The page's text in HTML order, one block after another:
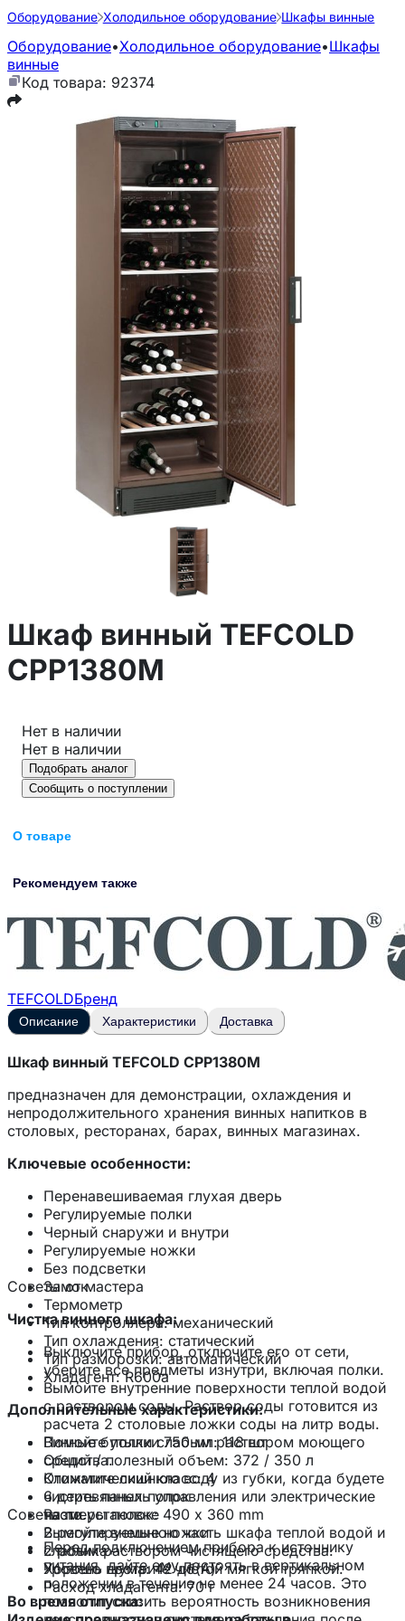
Оборудование Холодильное оборудование Шкафы винные
Оборудование•Холодильное оборудование•Шкафы
винные
Код товара: 92374
Шкаф винный TEFCOLD
CPP1380M
Нет в наличии
Нет в наличии
Подобрать аналог
Сообщить о поступлении
О товаре
Рекомендуем также
TEFCOLDБренд
Описание Характеристики Доставка
Шкаф винный TEFCOLD CPP1380M
предназначен для демонстрации, охлаждения и
непродолжительного хранения винных напитков в
столовых, ресторанах, барах, винных магазинах.
Ключевые особенности:
Перенавешиваемая глухая дверь
Регулируемые полки
Черный снаружи и внутри
Регулируемые ножки
Без подсветки
Замок
Термометр
Тип контроллера: механический
Тип охлаждения: статический
Тип разморозки: автоматический
Хладагент: R600a
Дополнительные характеристики:
Винные бутылки 750 мл: 118 шт
Общий / полезный объем: 372 / 350 л
Климатический класс: 4
6 деревянных полок
Размеры полок: 490 x 360 mm
2 регулируемые ножки
2 ролика
Уровень шума: 42 дб(А)
Расход хладагента: 70 г
Советы от мастера
Чистка винного шкафа:
Выключите прибор, отключите его от сети,
уберите все предметы изнутри, включая полки.
Вымойте внутренние поверхности теплой водой
с раствором соды. Раствор соды готовится из
расчета 2 столовые ложки соды на литр воды.
Помойте полки слабым раствором моющего
средства.
Отожмите лишнюю воду из губки, когда будете
чистить панель управления или электрические
части.
Вымойте внешнюю часть шкафа теплой водой и
слабым раствором чистящего средства.
Хорошо протрите чистой мягкой тряпкой.
Во время отпуска:
Советы по установке
Перед подключением прибора к источнику
питания, дайте ему постоять в вертикальном
положении в течение не менее 24 часов. Это
позволит снизить вероятность возникновения